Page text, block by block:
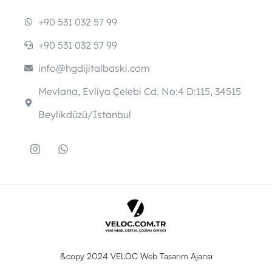
+90 531 032 57 99
+90 531 032 57 99
info@hgdijitalbaski.com
Mevlana, Evliya Çelebi Cd. No:4 D:115, 34515
Beylikdüzü/İstanbul
&copy 2024 VELOC Web Tasarım Ajansı